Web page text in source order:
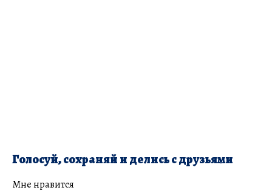
Голосуй, сохраняй и делись с друзьями
Мне нравится